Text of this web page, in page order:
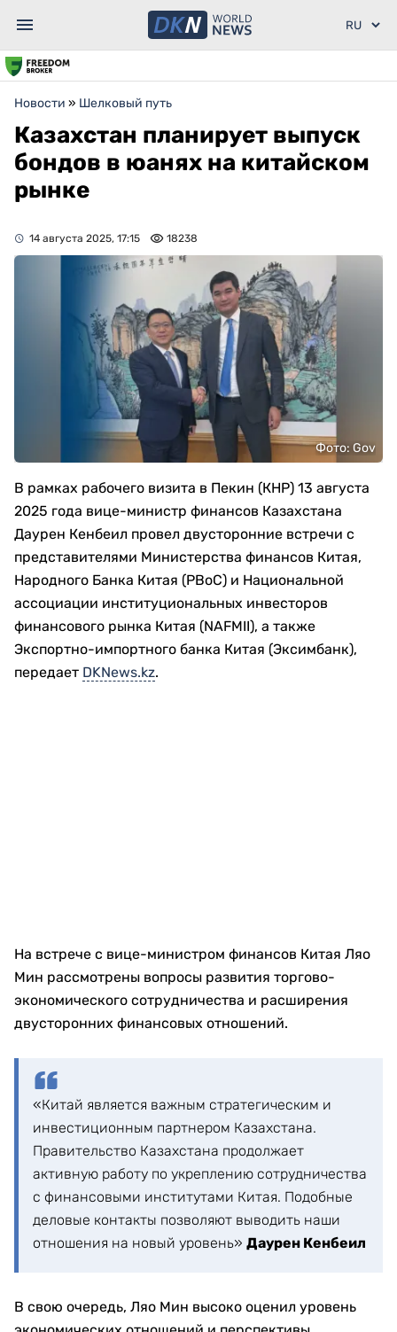
Новости » Шелковый путь
Казахстан планирует выпуск
бондов в юанях на китайском
рынке
14 августа 2025, 17:15 18238
Фото: Gov
В рамках рабочего визита в Пекин (КНР) 13 августа
2025 года вице-министр финансов Казахстана
Даурен Кенбеил провел двусторонние встречи с
представителями Министерства финансов Китая,
Народного Банка Китая (PBoC) и Национальной
ассоциации институциональных инвесторов
финансового рынка Китая (NAFMII), а также
Экспортно-импортного банка Китая (Эксимбанк),
передает DKNews.kz.
На встрече с вице-министром финансов Китая Ляо
Мин рассмотрены вопросы развития торгово-
экономического сотрудничества и расширения
двусторонних финансовых отношений.
«Китай является важным стратегическим и
инвестиционным партнером Казахстана.
Правительство Казахстана продолжает
активную работу по укреплению сотрудничества
с финансовыми институтами Китая. Подобные
деловые контакты позволяют выводить наши
отношения на новый уровень» Даурен Кенбеил
В свою очередь, Ляо Мин высоко оценил уровень